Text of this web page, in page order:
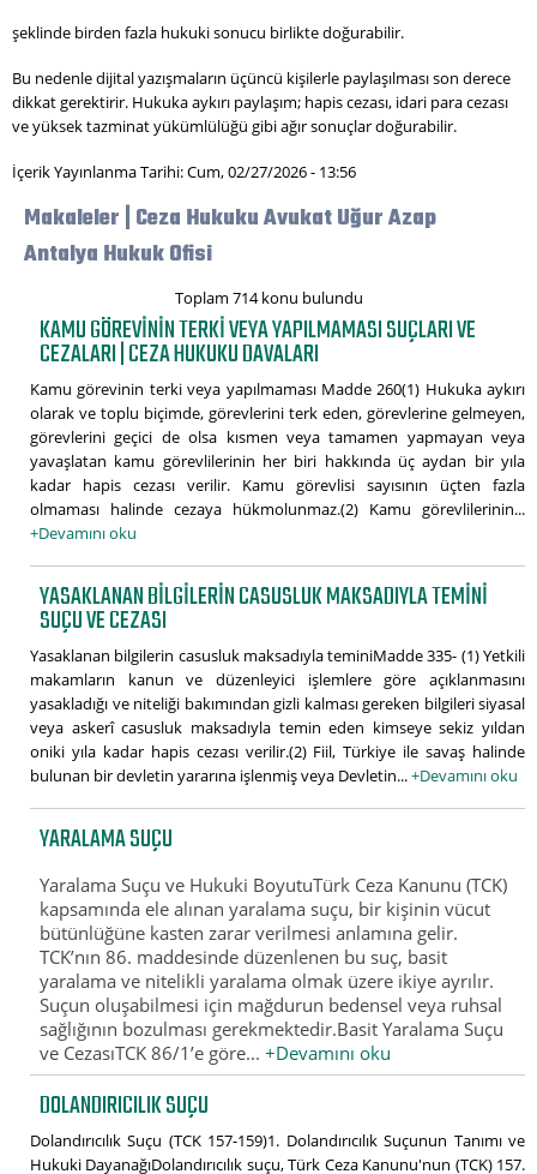
şeklinde birden fazla hukuki sonucu birlikte doğurabilir.
Bu nedenle dijital yazışmaların üçüncü kişilerle paylaşılması son derece
dikkat gerektirir. Hukuka aykırı paylaşım; hapis cezası, idari para cezası
ve yüksek tazminat yükümlülüğü gibi ağır sonuçlar doğurabilir.
İçerik Yayınlanma Tarihi: Cum, 02/27/2026 - 13:56
Makaleler | Ceza Hukuku Avukat Uğur Azap
Antalya Hukuk Ofisi
Toplam 714 konu bulundu
KAMU GÖREVININ TERKI VEYA YAPILMAMASI SUÇLARI VE
CEZALARI | CEZA HUKUKU DAVALARI
Kamu görevinin terki veya yapılmaması Madde 260(1) Hukuka aykırı
olarak ve toplu biçimde, görevlerini terk eden, görevlerine gelmeyen,
görevlerini geçici de olsa kısmen veya tamamen yapmayan veya
yavaşlatan kamu görevlilerinin her biri hakkında üç aydan bir yıla
kadar hapis cezası verilir. Kamu görevlisi sayısının üçten fazla
olmaması halinde cezaya hükmolunmaz.(2) Kamu görevlilerinin...
+Devamını oku
YASAKLANAN BILGILERIN CASUSLUK MAKSADIYLA TEMINI
SUÇU VE CEZASI
Yasaklanan bilgilerin casusluk maksadıyla teminiMadde 335- (1) Yetkili
makamların kanun ve düzenleyici işlemlere göre açıklanmasını
yasakladığı ve niteliği bakımından gizli kalması gereken bilgileri siyasal
veya askerî casusluk maksadıyla temin eden kimseye sekiz yıldan
oniki yıla kadar hapis cezası verilir.(2) Fiil, Türkiye ile savaş halinde
bulunan bir devletin yararına işlenmiş veya Devletin...+Devamını oku
YARALAMA SUÇU
Yaralama Suçu ve Hukuki BoyutuTürk Ceza Kanunu (TCK)
kapsamında ele alınan yaralama suçu, bir kişinin vücut
bütünlüğüne kasten zarar verilmesi anlamına gelir.
TCK’nın 86. maddesinde düzenlenen bu suç, basit
yaralama ve nitelikli yaralama olmak üzere ikiye ayrılır.
Suçun oluşabilmesi için mağdurun bedensel veya ruhsal
sağlığının bozulması gerekmektedir.Basit Yaralama Suçu
ve CezasıTCK 86/1’e göre...+Devamını oku
DOLANDIRICILIK SUÇU
Dolandırıcılık Suçu (TCK 157-159)1. Dolandırıcılık Suçunun Tanımı ve
Hukuki DayanağıDolandırıcılık suçu, Türk Ceza Kanunu'nun (TCK) 157.